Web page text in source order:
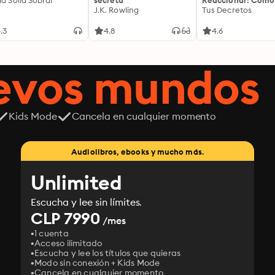
J.K. Rowling
4.8
Controlar Tus
liberarte de la
serena que
cada decisión
Tus Decretos
4.6
mundos
Kids Mode Cancela en cualquier momento
Audiolibros, ebooks y mucho más.
Unlimited
Escucha y lee sin límites.
CLP 7990 /mes
1 cuenta
Acceso ilimitado
Escucha y lee los títulos que quieras
Modo sin conexión + Kids Mode
Cancela en cualquier momento